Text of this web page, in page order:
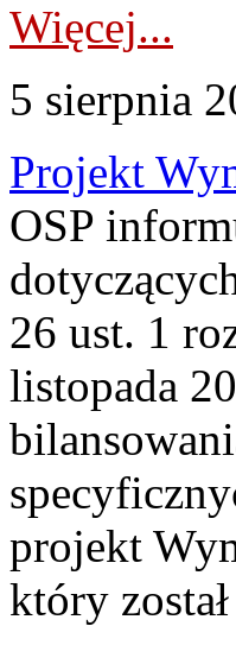
Więcej...
5 sierpnia
Projekt
OSP
26 ust. 1
listopada
projekt
który